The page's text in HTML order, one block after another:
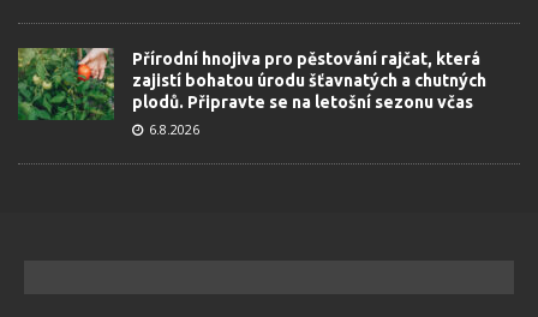
Přírodní hnojiva pro pěstování rajčat, která
zajistí bohatou úrodu šťavnatých a chutných
plodů. Připravte se na letošní sezonu včas
6.8.2026